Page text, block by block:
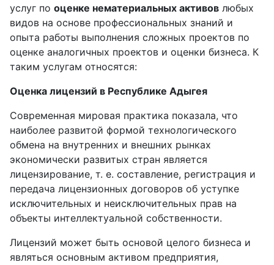
услуг по оценке нематериальных активов любых
видов на основе профессиональных знаний и
опыта работы выполнения сложных проектов по
оценке аналогичных проектов и оценки бизнеса. К
таким услугам относятся:
Оценка лицензий в Республике Адыгея
Современная мировая практика показала, что
наиболее развитой формой технологического
обмена на внутренних и внешних рынках
экономически развитых стран является
лицензирование, т. е. составление, регистрация и
передача лицензионных договоров об уступке
исключительных и неисключительных прав на
объекты интеллектуальной собственности.
Лицензий может быть основой целого бизнеса и
являться основным активом предприятия,